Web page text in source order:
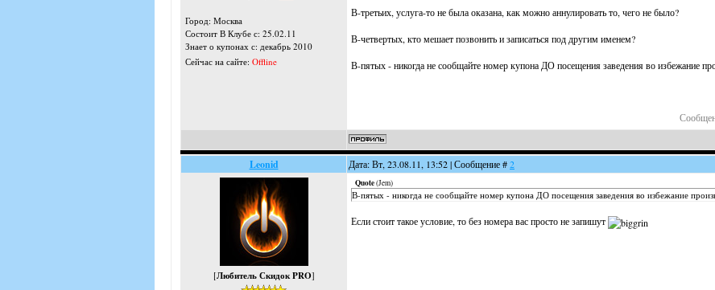
Город: Москва
Состоит В Клубе с: 25.02.11
Знает о купонах с: декабрь 2010
Сейчас на сайте: Offline
В-третьих, услуга-то не была оказана, как можно аннулировать то, чего не было?
В-четвертых, кто мешает позвонить и записаться под другим именем?
В-пятых - никогда не сообщайте номер купона ДО посещения заведения во избежание
Leonid Дата: Вт, 23.08.11, 13:52 | Сообщение #2
[Любитель Скидок PRO]
Quote(Jem)
В-пятых - никогда не сообщайте номер купона ДО посещения заведения во избежание
Если стоит такое условие, то без номера вас просто не запишут